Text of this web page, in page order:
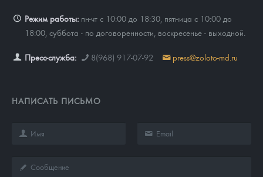
Режим работы: пн-чт с 10:00 до 18:30, пятница с 10:00 до
18:00, суббота - по договоренности, воскресенье - выходной.
Пресс-служба: 8(968) 917-07-92 press@zoloto-md.ru
НАПИСАТЬ ПИСЬМО